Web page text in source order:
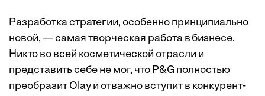
Разработка стратегии, особенно принципиально
новой, — самая творческая ­работа в ­бизнесе.
Никто во всей косметической отрасли и
представить себе не мог, что P&G полностью
преобразит Olay и отважно вступит в конкурент­